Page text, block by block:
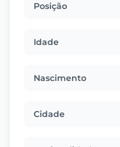
Posição
Idade
Nascimento
Cidade